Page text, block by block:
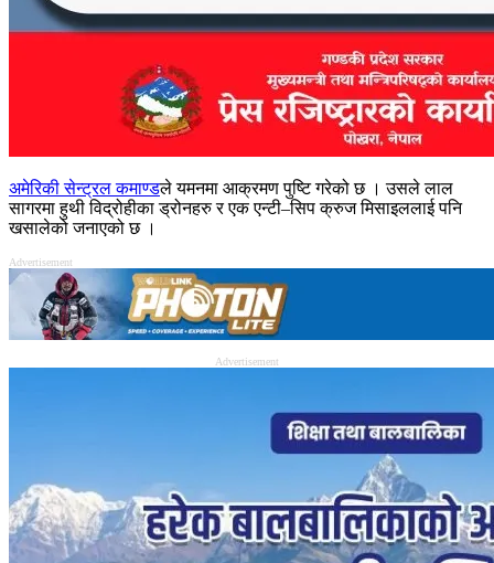
अमेरिकी सेन्ट्रल कमाण्डले यमनमा आक्रमण पुष्टि गरेको छ । उसले लाल
सागरमा हुथी विद्रोहीका ड्रोनहरु र एक एन्टी–सिप क्रुज मिसाइललाई पनि
खसालेको जनाएको छ ।
Advertisement
Advertisement